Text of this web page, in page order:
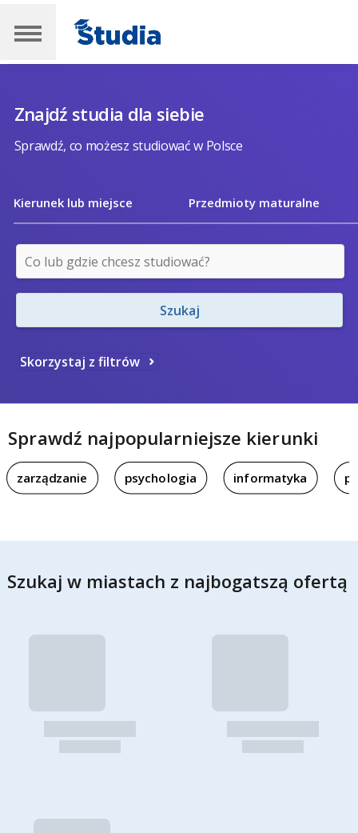
Znajdź studia dla siebie
Sprawdź, co możesz studiować w Polsce
Kierunek lub miejsce Przedmioty maturalne
Szukaj
Skorzystaj z filtrów
Sprawdź najpopularniejsze kierunki
zarządzanie psychologia informatyka
Szukaj w miastach z najbogatszą ofertą